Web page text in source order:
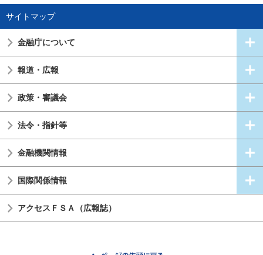
サイトマップ
金融庁について
報道・広報
政策・審議会
法令・指針等
金融機関情報
国際関係情報
アクセスＦＳＡ（広報誌）